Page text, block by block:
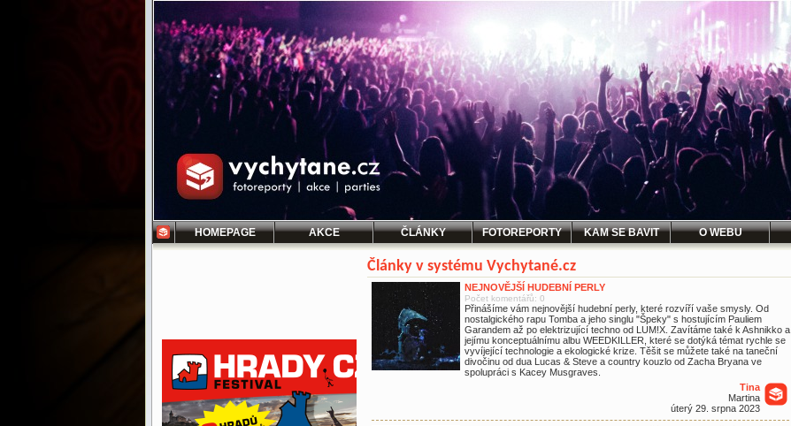
HOMEPAGE AKCE ČLÁNKY FOTOREPORTY KAM SE BAVIT O WEBU
Články v systému Vychytané.cz
NEJNOVĚJŠÍ HUDEBNÍ PERLY
Počet komentářů: 0
Přinášíme vám nejnovější hudební perly, které rozvíří vaše smysly. Od
nostalgického rapu Tomba a jeho singlu "Špeky" s hostujícím Pauliem
Garandem až po elektrizující techno od LUM!X. Zavítáme také k Ashnikko a
jejímu konceptuálnímu albu WEEDKILLER, které se dotýká témat rychle se
vyvíjející technologie a ekologické krize. Těšit se můžete také na taneční
divočinu od dua Lucas & Steve a country kouzlo od Zacha Bryana ve
spolupráci s Kacey Musgraves.
Tina
Martina
úterý 29. srpna 2023